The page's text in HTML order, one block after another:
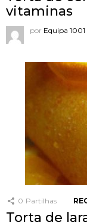
vitaminas
por Equipa 1001
0 Partilhas
Torta de